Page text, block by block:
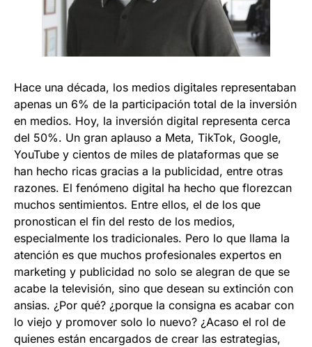
Hace una década, los medios digitales representaban
apenas un 6% de la participación total de la inversión
en medios. Hoy, la inversión digital representa cerca
del 50%. Un gran aplauso a Meta, TikTok, Google,
YouTube y cientos de miles de plataformas que se
han hecho ricas gracias a la publicidad, entre otras
razones. El fenómeno digital ha hecho que florezcan
muchos sentimientos. Entre ellos, el de los que
pronostican el fin del resto de los medios,
especialmente los tradicionales. Pero lo que llama la
atención es que muchos profesionales expertos en
marketing y publicidad no solo se alegran de que se
acabe la televisión, sino que desean su extinción con
ansias. ¿Por qué? ¿porque la consigna es acabar con
lo viejo y promover solo lo nuevo? ¿Acaso el rol de
quienes están encargados de crear las estrategias,